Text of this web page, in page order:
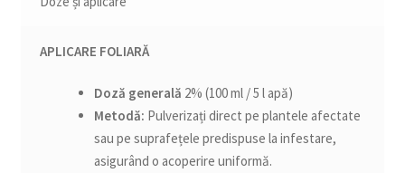
APLICARE FOLIARĂ
Doză generală 2% (100 ml / 5 l apă)
Metodă: Pulverizați direct pe plantele afectate
sau pe suprafețele predispuse la infestare,
asigurând o acoperire uniformă.